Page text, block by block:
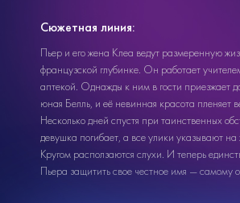
Сюжетная линия:
Пьер и его жена Клеа ведут размеренную
французской глубинке. Он работает
аптекой. Однажды к ним в гости приезжает
юная Белль, и её невинная красота пленяет
Несколько дней спустя при таинственных
девушка погибает, а все улики указывают на
Кругом расползаются слухи. И теперь
Пьера защитить свое честное имя — самому